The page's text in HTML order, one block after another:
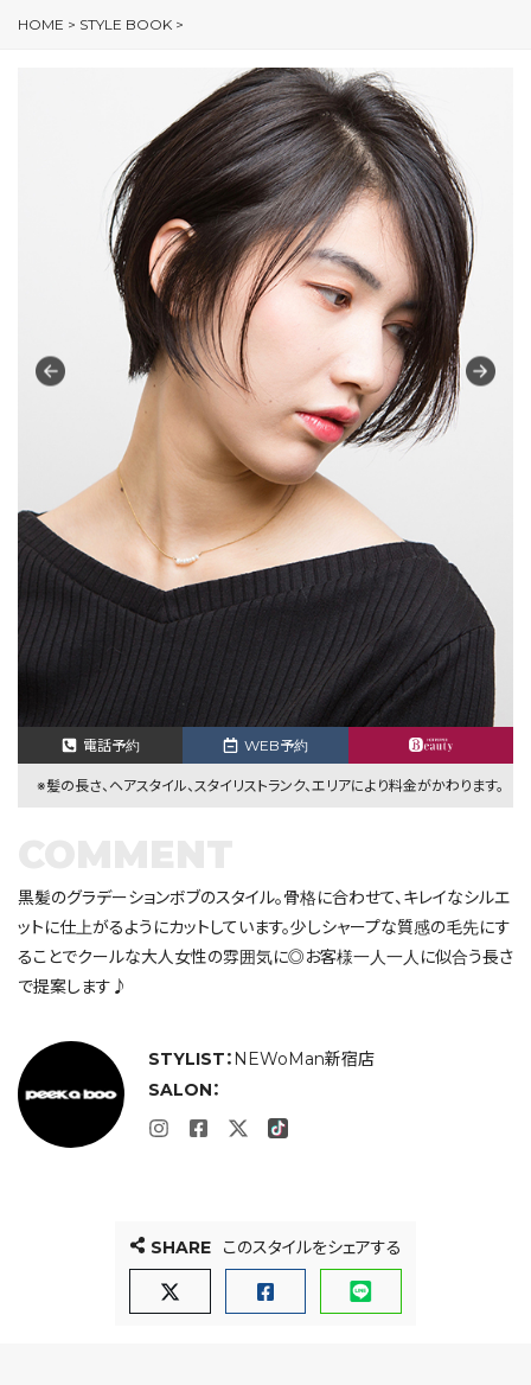
HOME > STYLE BOOK >
電話予約 WEB予約
※髪の長さ、ヘアスタイル、スタイリストランク、エリアにより料金がかわります。
STYLIST： NEWoMan新宿店
SALON：
黒髪のグラデーションボブのスタイル。骨格に合わせて、キレイなシルエ
ットに仕上がるようにカットしています。少しシャープな質感の毛先にす
ることでクールな大人女性の雰囲気に◎お客様一人一人に似合う長さ
で提案します♪
SHARE このスタイルをシェアする